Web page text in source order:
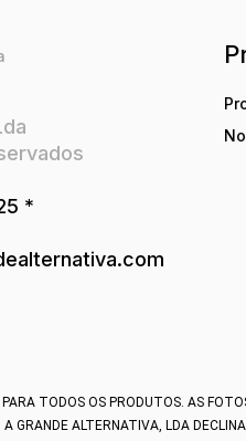
*
TODOS OS PRODUTOS. AS
A GRANDE ALTERNATIVA, LDA